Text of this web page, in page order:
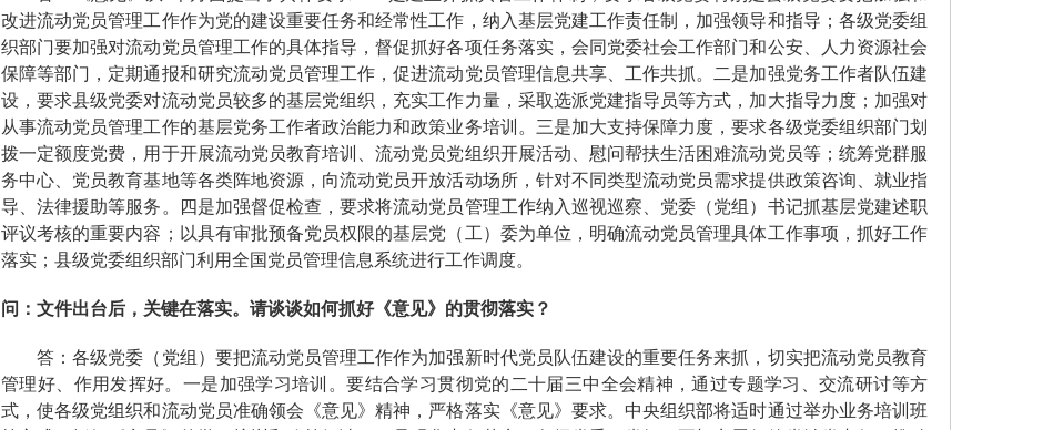
改进流动党员管理工作作为党的建设重要任务和经常性工作，纳入基层党建工作责任制，加强领导和指导；各级党委组
织部门要加强对流动党员管理工作的具体指导，督促抓好各项任务落实，会同党委社会工作部门和公安、人力资源社会
保障等部门，定期通报和研究流动党员管理工作，促进流动党员管理信息共享、工作共抓。二是加强党务工作者队伍建
设，要求县级党委对流动党员较多的基层党组织，充实工作力量，采取选派党建指导员等方式，加大指导力度；加强对
从事流动党员管理工作的基层党务工作者政治能力和政策业务培训。三是加大支持保障力度，要求各级党委组织部门划
拨一定额度党费，用于开展流动党员教育培训、流动党员党组织开展活动、慰问帮扶生活困难流动党员等；统筹党群服
务中心、党员教育基地等各类阵地资源，向流动党员开放活动场所，针对不同类型流动党员需求提供政策咨询、就业指
导、法律援助等服务。四是加强督促检查，要求将流动党员管理工作纳入巡视巡察、党委（党组）书记抓基层党建述职
评议考核的重要内容；以具有审批预备党员权限的基层党（工）委为单位，明确流动党员管理具体工作事项，抓好工作
落实；县级党委组织部门利用全国党员管理信息系统进行工作调度。
问：文件出台后，关键在落实。请谈谈如何抓好《意见》的贯彻落实？
答：各级党委（党组）要把流动党员管理工作作为加强新时代党员队伍建设的重要任务来抓，切实把流动党员教育
管理好、作用发挥好。一是加强学习培训。要结合学习贯彻党的二十届三中全会精神，通过专题学习、交流研讨等方
式，使各级党组织和流动党员准确领会《意见》精神，严格落实《意见》要求。中央组织部将适时通过举办业务培训班